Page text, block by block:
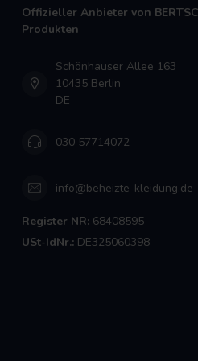
Offizieller Anbieter von
Produkten
Schönhauser Allee 163
10435 Berlin
DE
030 57714072
info@beheizte-kleidung.de
Register NR: 68408595
USt-IdNr.: DE325060398